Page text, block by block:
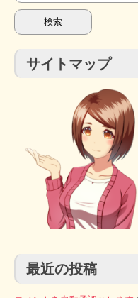
索:
サイトマップ
最近の投稿